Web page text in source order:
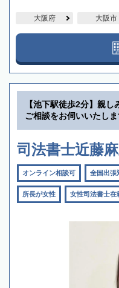
大阪府 大阪市
【池下駅徒歩2分】親
ご相談をお伺いいたし
司法書士近藤
オンライン相談可 全国出張
所長が女性 女性司法書士在